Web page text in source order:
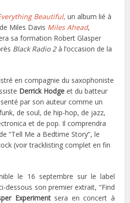
Beautiful, un album lié à
Miles Davis Miles Ahead,
sa formation Robert Glasper
Black Radio 2à l’occasion de la
en compagnie du saxophoniste
Derrick Hodge et du batteur
par son auteur comme un
de soul, de hip-hop, de jazz,
et de pop. Il comprendra
“Tell Me a Bedtime Story”, le
(voir tracklisting complet en fin
le 16 septembre sur le label
dessous son premier extrait, “Find
Experimentsera en concert à